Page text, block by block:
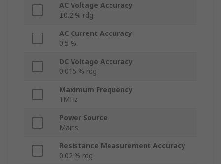
AC Voltage Accuracy
±0.2 % rdg
AC Current Accuracy
0.5 %
DC Voltage Accuracy
0.015 % rdg
Maximum Frequency
1MHz
Power Source
Mains
Resistance Measurement Accuracy
0.02 % rdg